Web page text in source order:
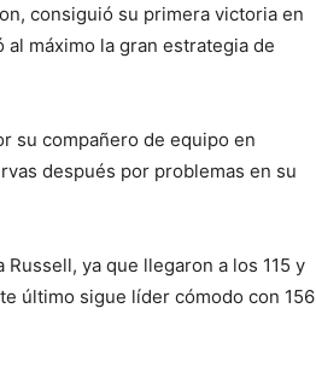
consiguió su primera victoria en
máximo la gran estrategia de
su compañero de equipo en
después por problemas en su
ya que llegaron a los 115 y
último sigue líder cómodo con 156